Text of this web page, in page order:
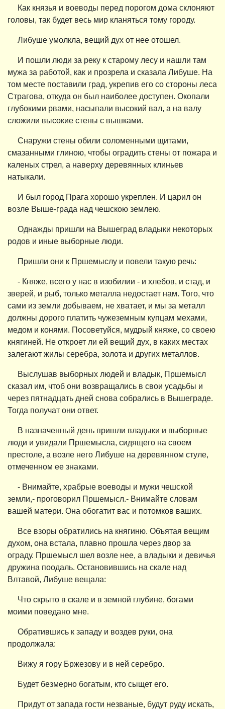
Как князья и воеводы перед порогом дома склоняют
головы, так будет весь мир кланяться тому городу.
Либуше умолкла, вещий дух от нее отошел.
И пошли люди за реку к старому лесу и нашли там
мужа за работой, как и прозрела и сказала Либуше. На
том месте поставили град, укрепив его со стороны леса
Страгова, откуда он был наиболее доступен. Окопали
глубокими рвами, насыпали высокий вал, а на валу
сложили высокие стены с вышками.
Снаружи стены обили соломенными щитами,
смазанными глиною, чтобы оградить стены от пожара и
каленых стрел, а наверху деревянных клиньев
натыкали.
И был город Прага хорошо укреплен. И царил он
возле Выше-града над чешскою землею.
Однажды пришли на Вышеград владыки некоторых
родов и иные выборные люди.
Пришли они к Пршемыслу и повели такую речь:
- Княже, всего у нас в изобилии - и хлебов, и стад, и
зверей, и рыб, только металла недостает нам. Того, что
сами из земли добываем, не хватает, и мы за металл
должны дорого платить чужеземным купцам мехами,
медом и конями. Посоветуйся, мудрый княже, со своею
княгиней. Не откроет ли ей вещий дух, в каких местах
залегают жилы серебра, золота и других металлов.
Выслушав выборных людей и владык, Пршемысл
сказал им, чтоб они возвращались в свои усадьбы и
через пятнадцать дней снова собрались в Вышеграде.
Тогда получат они ответ.
В назначенный день пришли владыки и выборные
люди и увидали Пршемысла, сидящего на своем
престоле, а возле него Либуше на деревянном стуле,
отмеченном ее знаками.
- Внимайте, храбрые воеводы и мужи чешской
земли,- проговорил Пршемысл.- Внимайте словам
вашей матери. Она обогатит вас и потомков ваших.
Все взоры обратились на княгиню. Объятая вещим
духом, она встала, плавно прошла через двор за
ограду. Пршемысл шел возле нее, а владыки и девичья
дружина поодаль. Остановившись на скале над
Влтавой, Либуше вещала:
Что скрыто в скале и в земной глубине, богами
моими поведано мне.
Обратившись к западу и воздев руки, она
продолжала:
Вижу я гору Бржезову и в ней серебро.
Будет безмерно богатым, кто сыщет его.
Придут от запада гости незваные, будут руду искать,